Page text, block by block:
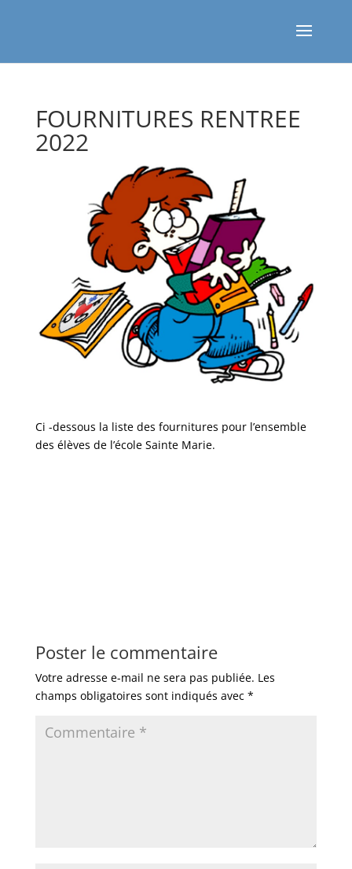
FOURNITURES RENTREE
2022
Ci -dessous la liste des fournitures pour l’ensemble
des élèves de l’école Sainte Marie.
Poster le commentaire
Votre adresse e-mail ne sera pas publiée. Les
champs obligatoires sont indiqués avec *